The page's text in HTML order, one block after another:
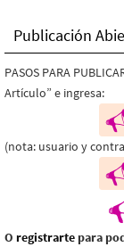
Publicación
PASOS PARA
Artículo” e ingresa:
(nota: usuario y
O registrarte para